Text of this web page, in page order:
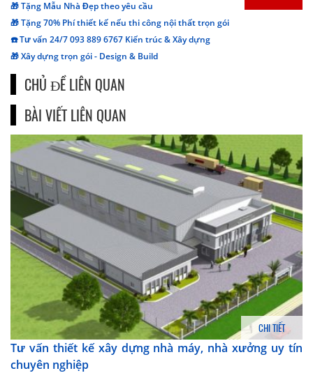
🎁 Tặng Mẫu Nhà Đẹp theo yêu cầu
🎁 Tặng 70% Phí thiết kế nếu thi công nội thất trọn gói
☎️ Tư vấn 24/7 093 889 6767 Kiến trúc & Xây dựng
🎁 Xây dựng trọn gói - Design & Build
CHỦ ĐỀ LIÊN QUAN
BÀI VIẾT LIÊN QUAN
CHI TIẾT
Tư vấn thiết kế xây dựng nhà máy, nhà xưởng uy tín
chuyên nghiệp